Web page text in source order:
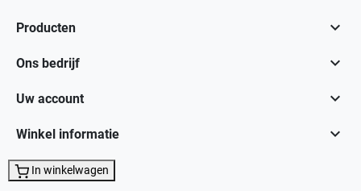
Producten 
Ons bedrijf 
Uw account 
Winkel informatie 
In winkelwagen